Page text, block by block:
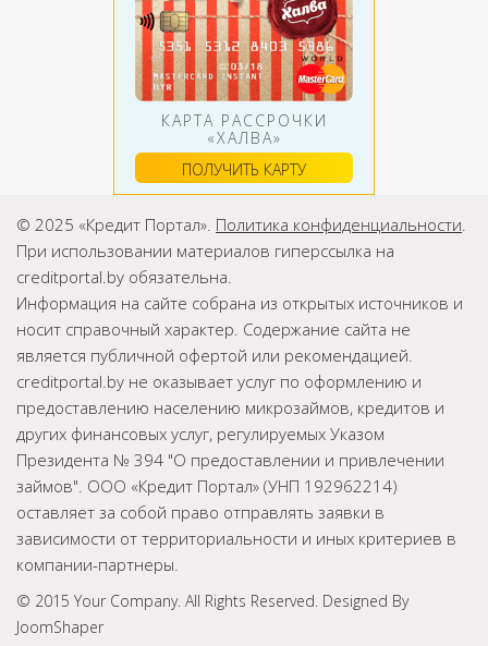
КАРТА РАССРОЧКИ
«ХАЛВА»
ПОЛУЧИТЬ КАРТУ
© 2025 «Кредит Портал». Политика конфиденциальности.
При использовании материалов гиперссылка на
creditportal.by обязательна.
Информация на сайте собрана из открытых источников и
носит справочный характер. Содержание сайта не
является публичной офертой или рекомендацией.
creditportal.by не оказывает услуг по оформлению и
предоставлению населению микрозаймов, кредитов и
других финансовых услуг, регулируемых Указом
Президента № 394 "О предоставлении и привлечении
займов". ООО «Кредит Портал» (УНП 192962214)
оставляет за собой право отправлять заявки в
зависимости от территориальности и иных критериев в
компании-партнеры.
© 2015 Your Company. All Rights Reserved. Designed By
JoomShaper